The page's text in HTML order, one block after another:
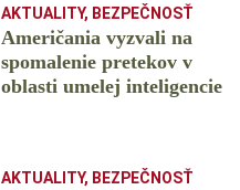
AKTUALITY, BEZPEČNOSŤ
Američania vyzvali na
spomalenie pretekov v
oblasti umelej inteligencie
AKTUALITY, BEZPEČNOSŤ